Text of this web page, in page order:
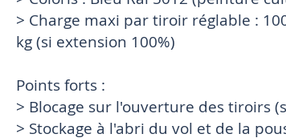
> Charge maxi par tiroir réglable :
kg (si extension 100%)
Points forts :
> Blocage sur l'ouverture des tiroirs
> Stockage à l'abri du vol et de la